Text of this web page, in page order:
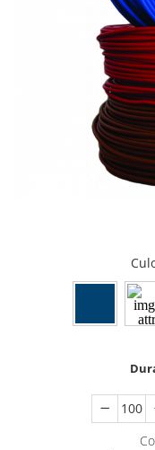
Tablouri Organizare
Cutii Sigurante
Sigurante Automate
Accesorii Tablou-
Contor Curent
Jgheaburi Metalice
Aparataj Smart